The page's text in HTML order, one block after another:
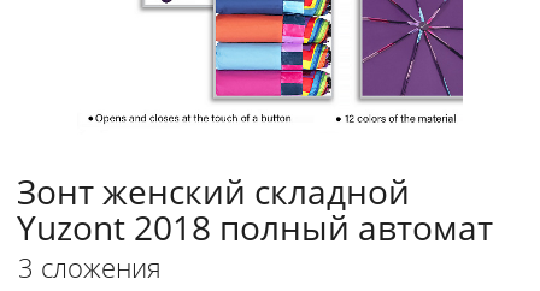
Зонт женский складной
Yuzont 2018 полный автомат
3 сложения